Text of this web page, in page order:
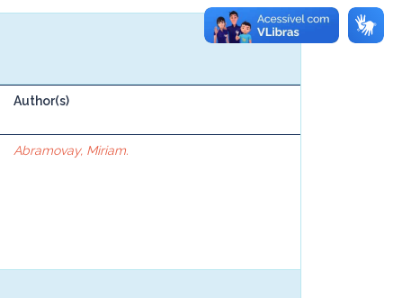
Author(s)
Abramovay, Miriam.